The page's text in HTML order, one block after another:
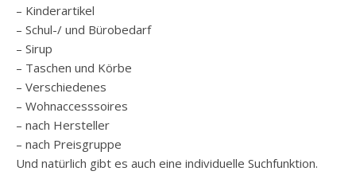
– Kinderartikel
– Schul-/ und Bürobedarf
– Sirup
– Taschen und Körbe
– Verschiedenes
– Wohnaccesssoires
– nach Hersteller
– nach Preisgruppe
Und natürlich gibt es auch eine individuelle Suchfunktion.